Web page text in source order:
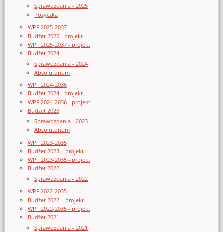
Sprawozdania - 2025
Pożyczka
WPF 2025-2037
Budżet 2025 - projekt
WPF 2025-2037 - projekt
Budżet 2024
Sprawozdania - 2024
Absolutorium
WPF 2024-2036
Budżet 2024 - projekt
WPF 2024-2036 - projekt
Budżet 2023
Sprawozdania - 2023
Absolutorium
WPF 2023-2035
Budżet 2023 – projekt
WPF 2023-2035 - projekt
Budżet 2022
Sprawozdania - 2022
WPF 2022-2035
Budżet 2022 – projekt
WPF 2022-2035 - projekt
Budżet 2021
Sprawozdania - 2021